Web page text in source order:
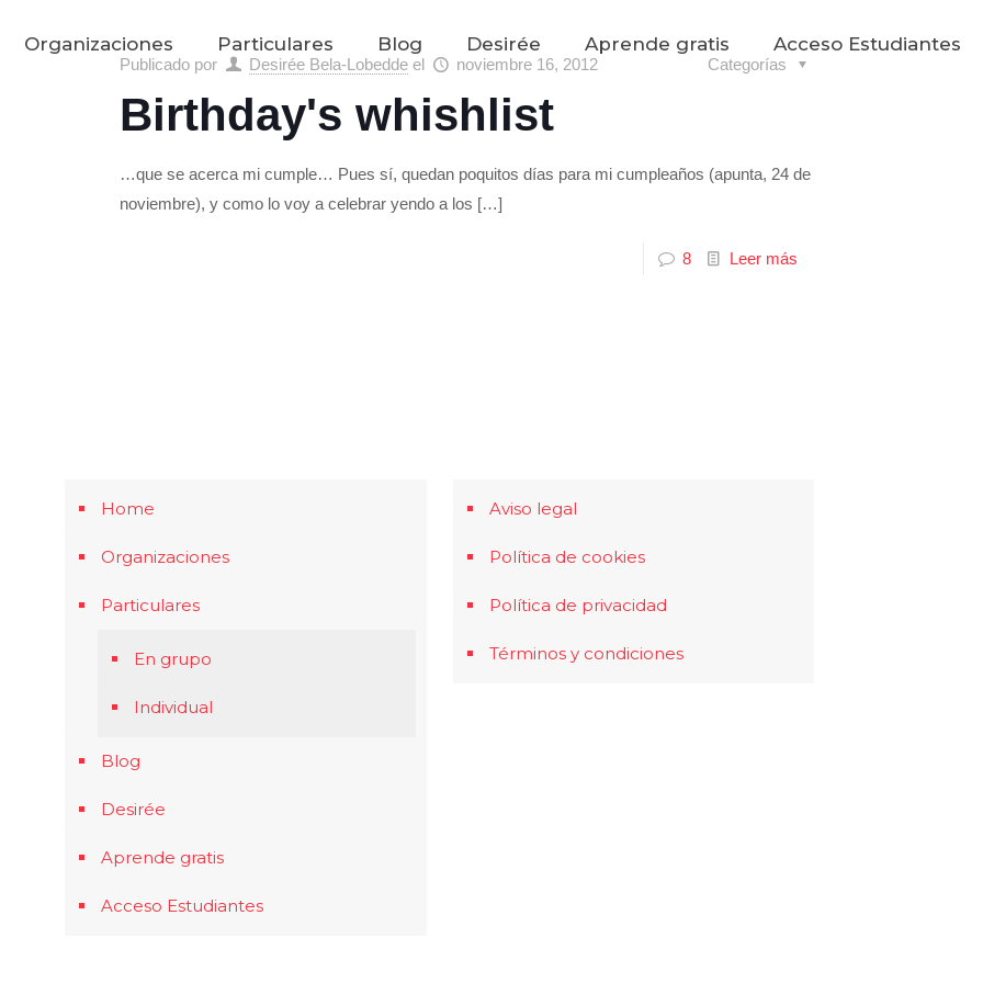
Organizaciones Particulares Blog Desirée Aprende gratis Acceso Estudiantes
Publicado por Desirée Bela-Lobedde el noviembre 16, 2012 Categorías
Birthday's whishlist
…que se acerca mi cumple… Pues sí, quedan poquitos días para mi cumpleaños (apunta, 24 de
noviembre), y como lo voy a celebrar yendo a los […]
8 Leer más
Home
Organizaciones
Particulares
En grupo
Individual
Blog
Desirée
Aprende gratis
Acceso Estudiantes
Aviso legal
Política de cookies
Política de privacidad
Términos y condiciones